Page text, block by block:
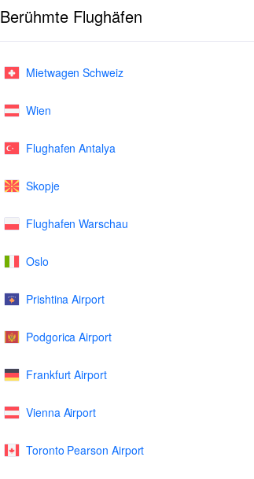
Berühmte Flughäfen
Mietwagen Schweiz
Wien
Flughafen Antalya
Skopje
Flughafen Warschau
Oslo
Prishtina Airport
Podgorica Airport
Frankfurt Airport
Vienna Airport
Toronto Pearson Airport